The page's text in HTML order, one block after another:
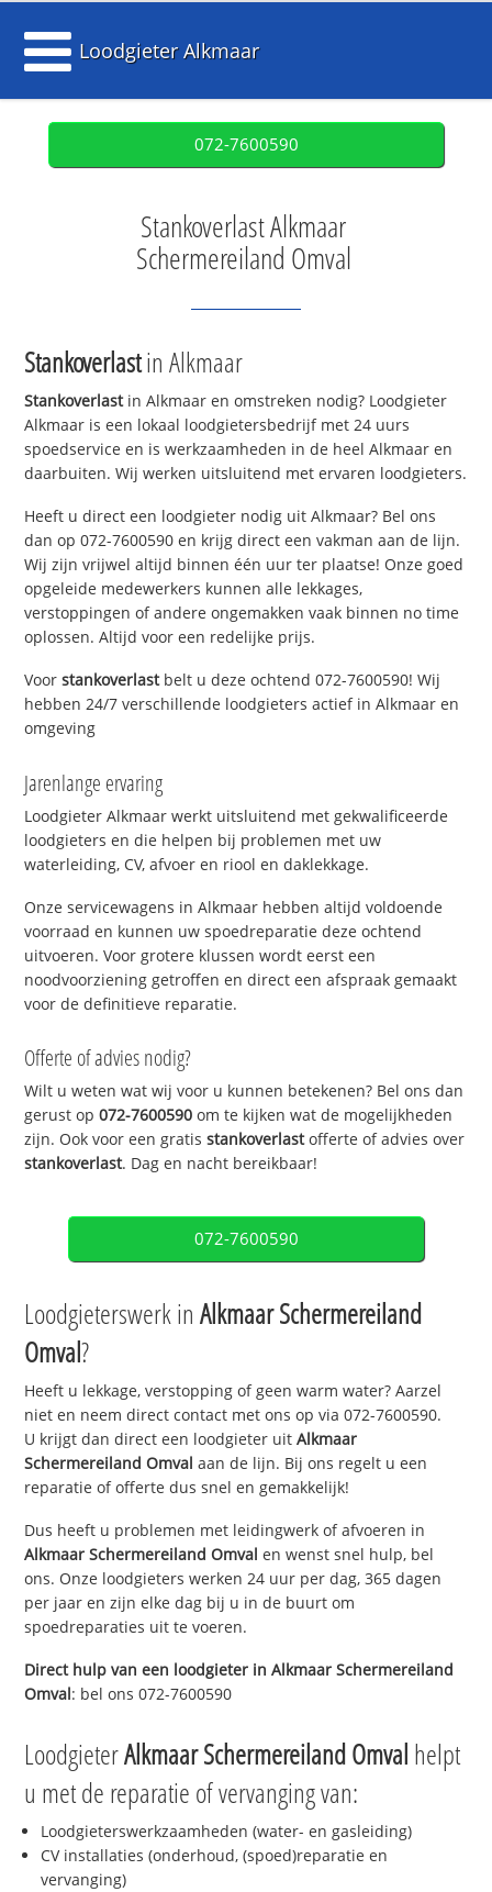
Loodgieter Alkmaar
072-7600590
Stankoverlast Alkmaar
Schermereiland Omval
Stankoverlastin Alkmaar
Stankoverlastin Alkmaar en omstreken nodig? Loodgieter
Alkmaar is een lokaal loodgietersbedrijf met 24 uurs
spoedservice en is werkzaamheden in de heel Alkmaar en
daarbuiten. Wij werken uitsluitend met ervaren loodgieters.
Heeft u direct een loodgieter nodig uit Alkmaar? Bel ons
dan op 072-7600590 en krijg direct een vakman aan de lijn.
Wij zijn vrijwel altijd binnen één uur ter plaatse! Onze goed
opgeleide medewerkers kunnen alle lekkages,
verstoppingen of andere ongemakken vaak binnen no time
oplossen. Altijd voor een redelijke prijs.
Voorstankoverlastbelt u deze ochtend 072-7600590! Wij
hebben 24/7 verschillende loodgieters actief in Alkmaar en
omgeving
Jarenlange ervaring
Loodgieter Alkmaar werkt uitsluitend met gekwalificeerde
loodgieters en die helpen bij problemen met uw
waterleiding, CV, afvoer en riool en daklekkage.
Onze servicewagens in Alkmaar hebben altijd voldoende
voorraad en kunnen uw spoedreparatie deze ochtend
uitvoeren. Voor grotere klussen wordt eerst een
noodvoorziening getroffen en direct een afspraak gemaakt
voor de definitieve reparatie.
Offerte of advies nodig?
Wilt u weten wat wij voor u kunnen betekenen? Bel ons dan
gerust op072-7600590 om te kijken wat de mogelijkheden
zijn. Ook voor een gratisstankoverlastofferte of advies over
stankoverlast. Dag en nacht bereikbaar!
072-7600590
Loodgieterswerk inAlkmaar Schermereiland
Omval?
Heeft u lekkage, verstopping of geen warm water? Aarzel
niet en neem direct contact met ons op via 072-7600590.
U krijgt dan direct een loodgieter uitAlkmaar
Schermereiland Omval aan de lijn. Bij ons regelt u een
reparatie of offerte dus snel en gemakkelijk!
Dus heeft u problemen met leidingwerk of afvoeren in
Alkmaar Schermereiland Omval en wenst snel hulp, bel
ons. Onze loodgieters werken 24 uur per dag, 365 dagen
per jaar en zijn elke dag bij u in de buurt om
spoedreparaties uit te voeren.
Direct hulp van een loodgieter inAlkmaar Schermereiland
Omval: bel ons 072-7600590
LoodgieterAlkmaar Schermereiland Omval helpt
u met de reparatie of vervanging van:
Loodgieterswerkzaamheden (water- en gasleiding)
CV installaties (onderhoud, (spoed)reparatie en
vervanging)